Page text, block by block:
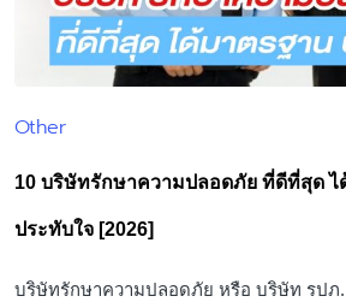
Posted
Other
10 บริษัทรักษาความปลอดภัย ที่ดีที่สุด ไ
ประทับใจ‎ [2026]
บริษัทรักษาความปลอดภัย หรือ บริษัท รปภ